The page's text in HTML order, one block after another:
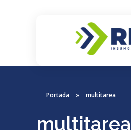
Portada » multitarea
multitarea